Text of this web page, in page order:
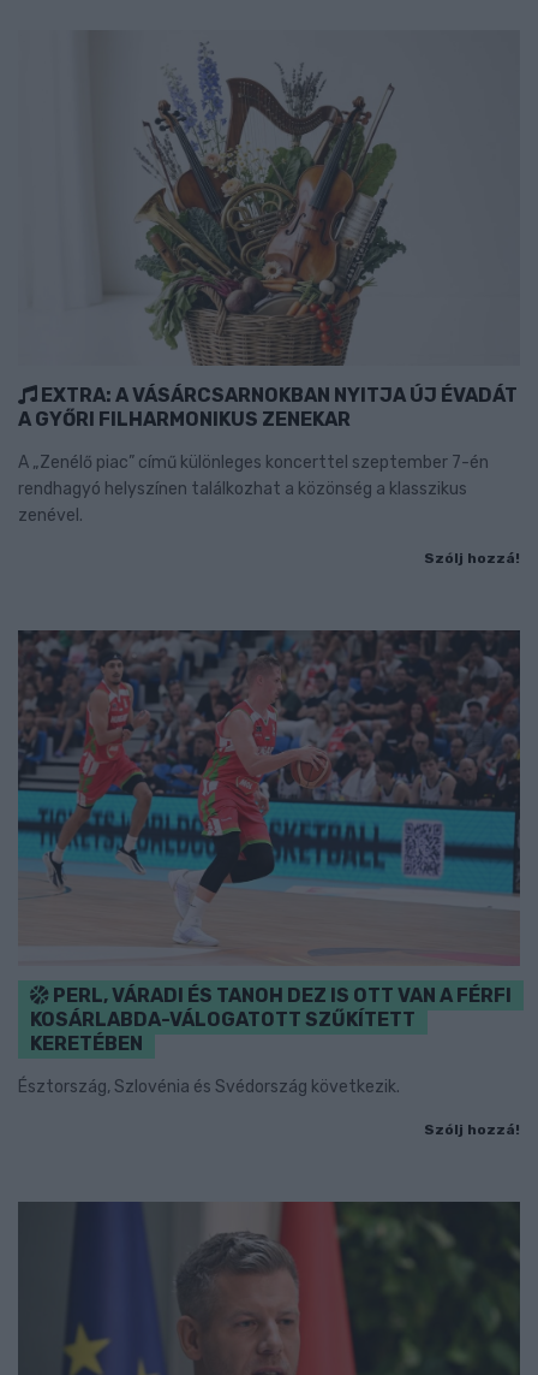
EXTRA: A VÁSÁRCSARNOKBAN NYITJA ÚJ ÉVADÁT
A GYŐRI FILHARMONIKUS ZENEKAR
A „Zenélő piac” című különleges koncerttel szeptember 7-én
rendhagyó helyszínen találkozhat a közönség a klasszikus
zenével.
Szólj hozzá!
PERL, VÁRADI ÉS TANOH DEZ IS OTT VAN A FÉRFI
KOSÁRLABDA-VÁLOGATOTT SZŰKÍTETT
KERETÉBEN
Észtország, Szlovénia és Svédország következik.
Szólj hozzá!